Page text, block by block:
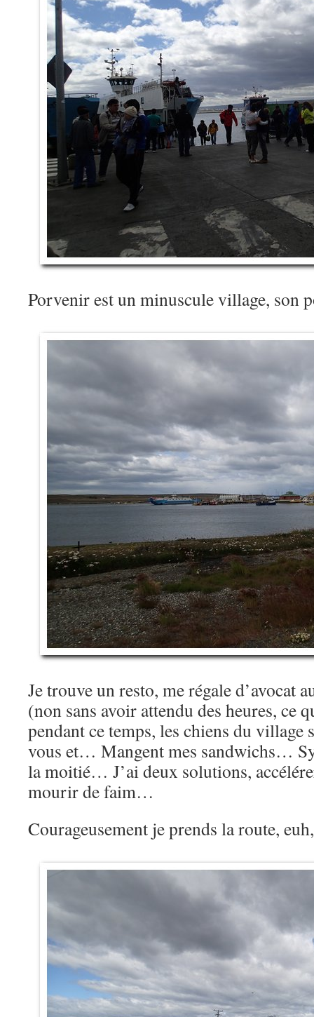
Porvenir est un minuscule village, son
Je trouve un resto, me régale d’avocat
(non sans avoir attendu des heures, ce
pendant ce temps, les chiens du village
vous et… Mangent mes sandwichs…
la moitié… J’ai deux solutions,
mourir de faim…
Courageusement je prends la route,